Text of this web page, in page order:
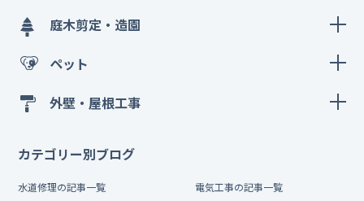
庭木剪定・造園
ペット
外壁・屋根工事
カテゴリー別ブログ
水道修理の記事一覧 電気工事の記事一覧